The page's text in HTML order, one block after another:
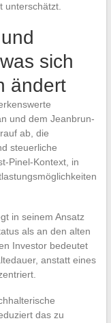
unterschätzt.
sich
ändert
und dem Jeanbrun-
ab, die
steuerliche
Pinel-Kontext, in
in seinem Ansatz
als an den alten
Investor bedeutet
anstatt eines
das zu